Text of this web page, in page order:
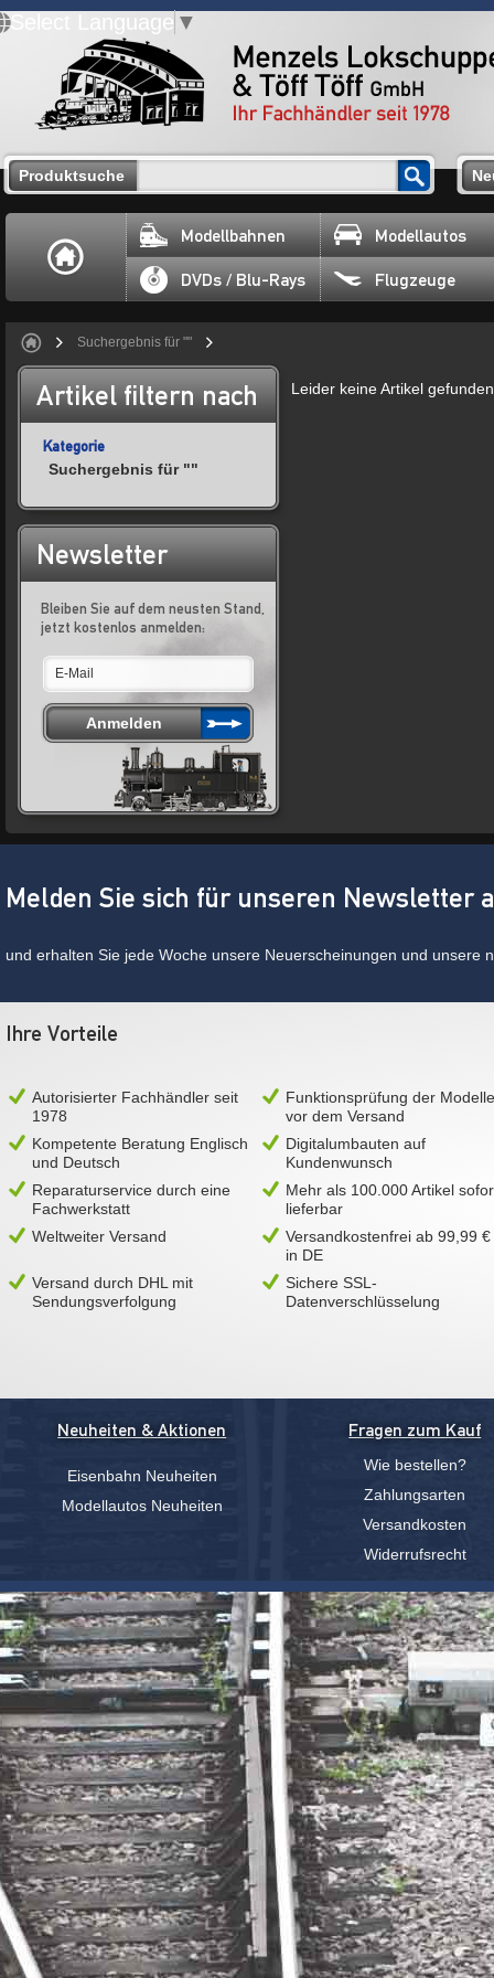
Select Language ▼
Produktsuche
Modellbahnen Modellautos
DVDs / Blu-Rays Flugzeuge
Suchergebnis für ""
Artikel filtern nach
Kategorie
Suchergebnis für ""
Newsletter
Bleiben Sie auf dem neusten Stand,
jetzt kostenlos anmelden:
Leider keine Artikel
Melden Sie sich für unseren Newsletter
und erhalten Sie jede Woche unsere Neuerscheinungen und unsere
Ihre Vorteile
Autorisierter Fachhändler seit
1978
Funktionsprüfung der Modelle
vor dem Versand
Kompetente Beratung Englisch
und Deutsch
Digitalumbauten auf
Kundenwunsch
Reparaturservice durch eine
Fachwerkstatt
Mehr als 100.000 Artikel
lieferbar
Weltweiter Versand
Versandkostenfrei ab 99,99 €
in DE
Versand durch DHL mit
Sendungsverfolgung
Sichere SSL-
Datenverschlüsselung
Neuheiten & Aktionen
Eisenbahn Neuheiten
Modellautos Neuheiten
Fragen zum Kauf
Wie bestellen?
Zahlungsarten
Versandkosten
Widerrufsrecht